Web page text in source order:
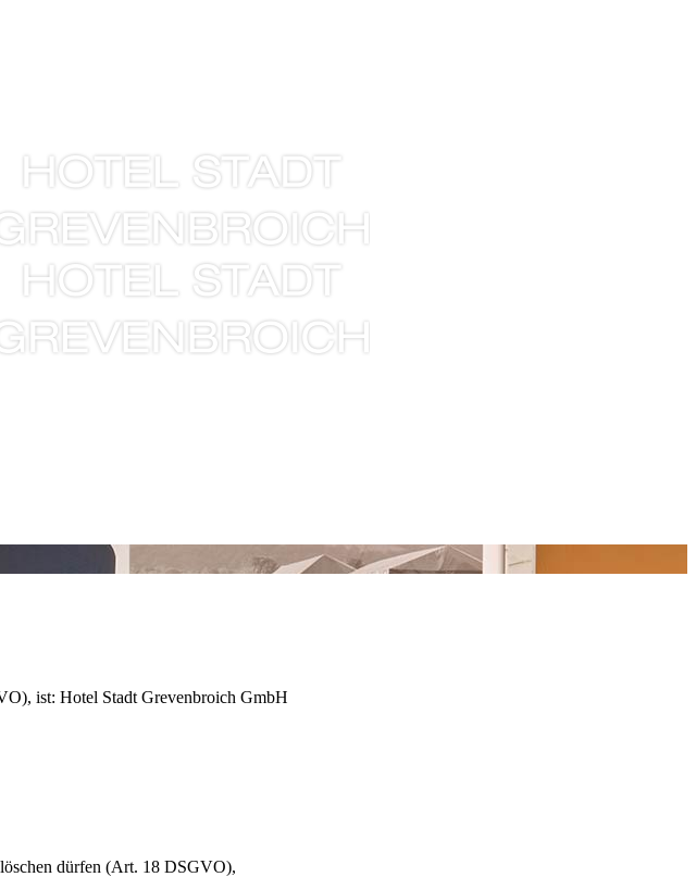
ist: Hotel Stadt Grevenbroich GmbH
dürfen (Art. 18 DSGVO),